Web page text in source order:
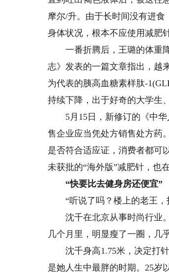
摩尔/升。由于长时间没有进
身体状况，根本不应使用减肥针
一番折腾后，王璐的体重降
志》发表的一篇文章指出，越
为代表的胰高血糖素样肽-
持续下降，出于好奇的大学生
5月15日，新修订的《中华
售企业应当凭处方销售处方药
是否符合适应证，消费者都可
未获批的“海外版”减肥针，也
“快要比去健身房还便宜”
“听说了吗？楼上的老王，
沈千在北京从事时尚行业。
几个月里，明显瘦了一圈，几
沈千身高1.75米，决定打针
是她人生中最胖的时期。25岁